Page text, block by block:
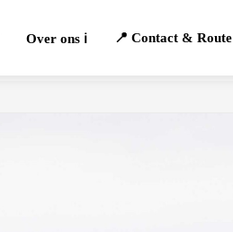
Over ons ℹ️ 📍 Contact & Route